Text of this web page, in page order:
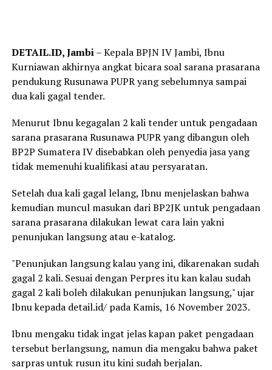
DETAIL.ID, Jambi– Kepala BPJN IV Jambi, Ibnu
Kurniawan akhirnya angkat bicara soal sarana prasarana
pendukung Rusunawa PUPR yang sebelumnya sampai
dua kali gagal tender.
Menurut Ibnu kegagalan 2 kali tender untuk pengadaan
sarana prasarana Rusunawa PUPR yang dibangun oleh
BP2P Sumatera IV disebabkan oleh penyedia jasa yang
tidak memenuhi kualifikasi atau persyaratan.
Setelah dua kali gagal lelang, Ibnu menjelaskan bahwa
kemudian muncul masukan dari BP2JK untuk pengadaan
sarana prasarana dilakukan lewat cara lain yakni
penunjukan langsung atau e-katalog.
"Penunjukan langsung kalau yang ini, dikarenakan sudah
gagal 2 kali. Sesuai dengan Perpres itu kan kalau sudah
gagal 2 kali boleh dilakukan penunjukan langsung," ujar
Ibnu kepada detail.id/ pada Kamis, 16 November 2023.
Ibnu mengaku tidak ingat jelas kapan paket pengadaan
tersebut berlangsung, namun dia mengaku bahwa paket
sarpras untuk rusun itu kini sudah berjalan.